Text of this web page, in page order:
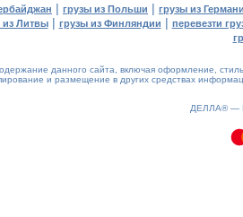
| грузы из Польши | грузы из
из Литвы| грузы из Финляндии | перевезти
данного сайта, включая оформление,
и размещение в других средствах
ДЕЛЛА® —